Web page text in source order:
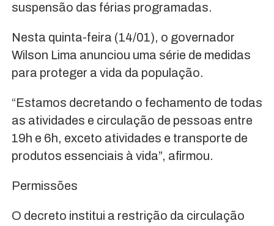
suspensão das férias programadas.
Nesta quinta-feira (14/01), o governador
Wilson Lima anunciou uma série de medidas
para proteger a vida da população.
“Estamos decretando o fechamento de todas
as atividades e circulação de pessoas entre
19h e 6h, exceto atividades e transporte de
produtos essenciais à vida”, afirmou.
Permissões
O decreto institui a restrição da circulação